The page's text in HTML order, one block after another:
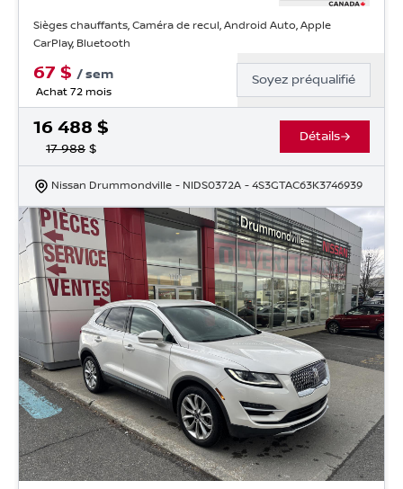
Sièges chauffants, Caméra de recul, Android Auto, Apple
CarPlay, Bluetooth
67 $ /sem
Achat 72 mois
Soyez préqualifié
16 488 $
17 988 $
Détails
Nissan Drummondville - NIDS0372A - 4S3GTAC63K3746939